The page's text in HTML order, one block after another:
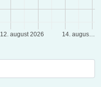
12. august 2026 14. augus…